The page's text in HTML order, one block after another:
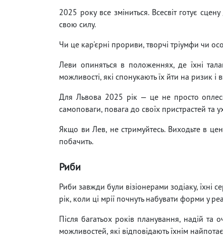
2025 року все зміниться. Всесвіт готує
свою силу.
Чи це кар'єрні прориви, творчі тріумфи чи
Леви опиняться в положеннях, де їхні
можливості, які спонукають їх йти на ризик
Для Львова 2025 рік — це не просто
самоповаги, повага до своїх пристрастей та
Якщо ви Лев, не стримуйтесь. Виходьте в
побачить.
Риби
Риби завжди були візіонерами зодіаку, їхні
рік, коли ці мрії почнуть набувати форми у
Після багатьох років планування, надій та
можливостей, які відповідають їхнім